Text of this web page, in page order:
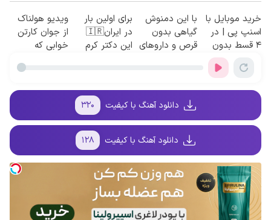
خرید موبایل با
اسنپ پی | در
۴ قسط بدون
سود و کارمزد!
با این دمنوش
گیاهی بدون
قرص و داروهای
برای اولین بار
در ایران🇮🇷
این دکتر کرم
ویدیو هولناک
از جوان کارتن
خوابی که
آموزش رایگان
دانلود آهنگ با کیفیت ۳۲۰
دانلود آهنگ با کیفیت ۱۲۸